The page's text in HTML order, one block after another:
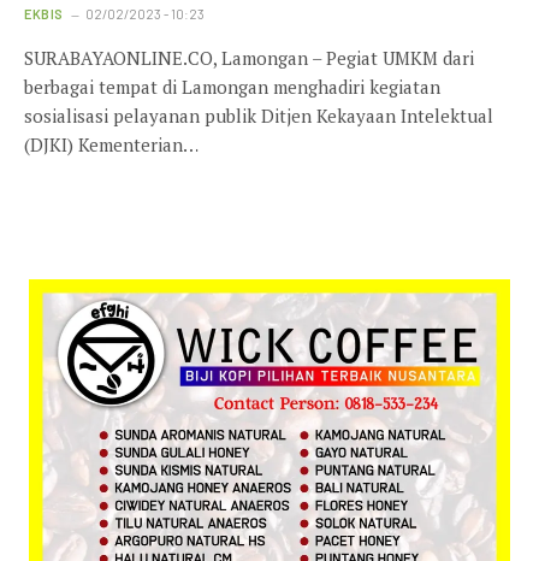
EKBIS 02/02/2023 - 10:23
SURABAYAONLINE.CO, Lamongan – Pegiat UMKM dari
berbagai tempat di Lamongan menghadiri kegiatan
sosialisasi pelayanan publik Ditjen Kekayaan Intelektual
(DJKI) Kementerian…